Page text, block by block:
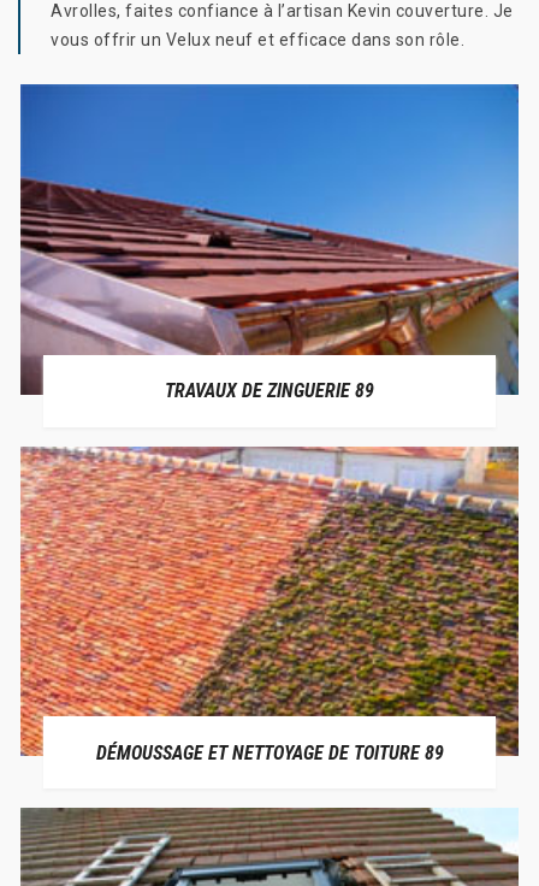
Avrolles, faites confiance à l’artisan Kevin couverture. Je
vous offrir un Velux neuf et efficace dans son rôle.
TRAVAUX DE ZINGUERIE 89
DÉMOUSSAGE ET NETTOYAGE DE TOITURE 89